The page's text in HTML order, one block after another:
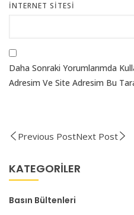
İNTERNET SITESI
Daha Sonraki Yorumlarımda
Adresim Ve Site Adresim Bu
Previous PostNext Post
KATEGORILER
Basın Bültenleri